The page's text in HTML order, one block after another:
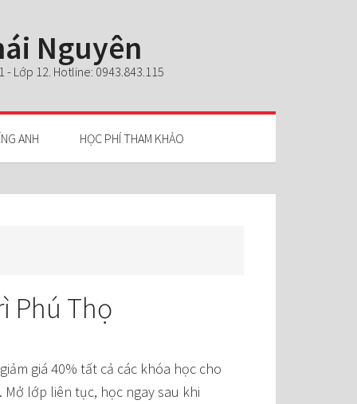
Nguyên
- Lớp 12. Hotline: 0943.843.115
ANH HỌC PHÍ THAM KHẢO
Phú Thọ
giá 40% tất cả các khóa học cho
lớp liên tục, học ngay sau khi